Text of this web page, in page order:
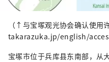
（↑与宝塚观光协会确认使
takarazuka.jp/english/
宝塚市位于兵库县东南部，从